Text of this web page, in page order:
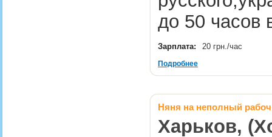
до 50 часов
Зарплата: 20 грн./час
Подробнее
Няня на неполный
Харьков,